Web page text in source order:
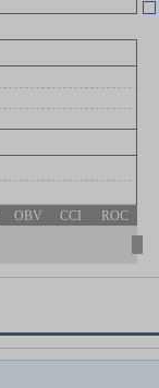
06-15
OBV CCI ROC